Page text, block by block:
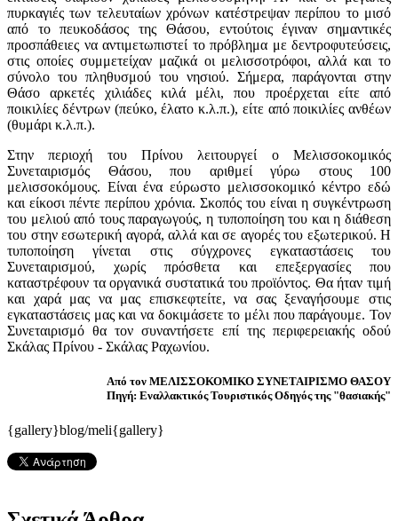
πυρκαγιές των τελευταίων χρόνων κατέστρεψαν περίπου το μισό
από το πευκοδάσος της Θάσου, εντούτοις έγιναν σημαντικές
προσπάθειες να αντιμετωπιστεί το πρόβλημα με δεντροφυτεύσεις,
στις οποίες συμμετείχαν μαζικά οι μελισσοτρόφοι, αλλά και το
σύνολο του πληθυσμού του νησιού. Σήμερα, παράγονται στην
Θάσο αρκετές χιλιάδες κιλά μέλι, που προέρχεται είτε από
ποικιλίες δέντρων (πεύκο, έλατο κ.λ.π.), είτε από ποικιλίες ανθέων
(θυμάρι κ.λ.π.).
Στην περιοχή του Πρίνου λειτουργεί ο Μελισσοκομικός
Συνεταιρισμός Θάσου, που αριθμεί γύρω στους 100
μελισσοκόμους. Είναι ένα εύρωστο μελισσοκομικό κέντρο εδώ
και είκοσι πέντε περίπου χρόνια. Σκοπός του είναι η συγκέντρωση
του μελιού από τους παραγωγούς, η τυποποίηση του και η διάθεση
του στην εσωτερική αγορά, αλλά και σε αγορές του εξωτερικού. Η
τυποποίηση γίνεται στις σύγχρονες εγκαταστάσεις του
Συνεταιρισμού, χωρίς πρόσθετα και επεξεργασίες που
καταστρέφουν τα οργανικά συστατικά του προϊόντος. Θα ήταν τιμή
και χαρά μας να μας επισκεφτείτε, να σας ξεναγήσουμε στις
εγκαταστάσεις μας και να δοκιμάσετε το μέλι που παράγουμε. Τον
Συνεταιρισμό θα τον συναντήσετε επί της περιφερειακής οδού
Σκάλας Πρίνου - Σκάλας Ραχωνίου.
Από τον ΜΕΛΙΣΣΟΚΟΜΙΚΟ ΣΥΝΕΤΑΙΡΙΣΜΟ ΘΑΣΟΥ
Πηγή: Εναλλακτικός Τουριστικός Οδηγός της "θασιακής"
{gallery}blog/meli{gallery}